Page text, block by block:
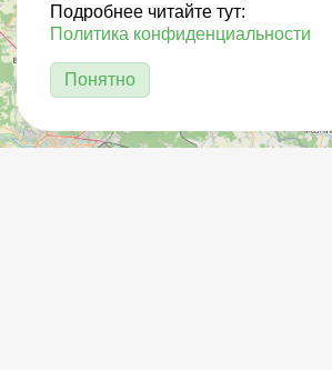
Подробнее читайте тут:
Политика конфиденциальности
Понятно